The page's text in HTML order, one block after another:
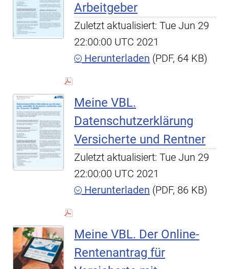
Arbeitgeber
Zuletzt aktualisiert: Tue Jun 29
22:00:00 UTC 2021
Herunterladen (PDF, 64 KB)
Meine VBL.
Datenschutzerklärung
Versicherte und Rentner
Zuletzt aktualisiert: Tue Jun 29
22:00:00 UTC 2021
Herunterladen (PDF, 86 KB)
Meine VBL. Der Online-
Rentenantrag für